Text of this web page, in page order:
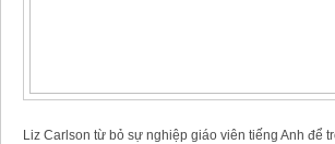
Liz Carlson từ bỏ sự nghiệp giáo viên tiếng Anh để